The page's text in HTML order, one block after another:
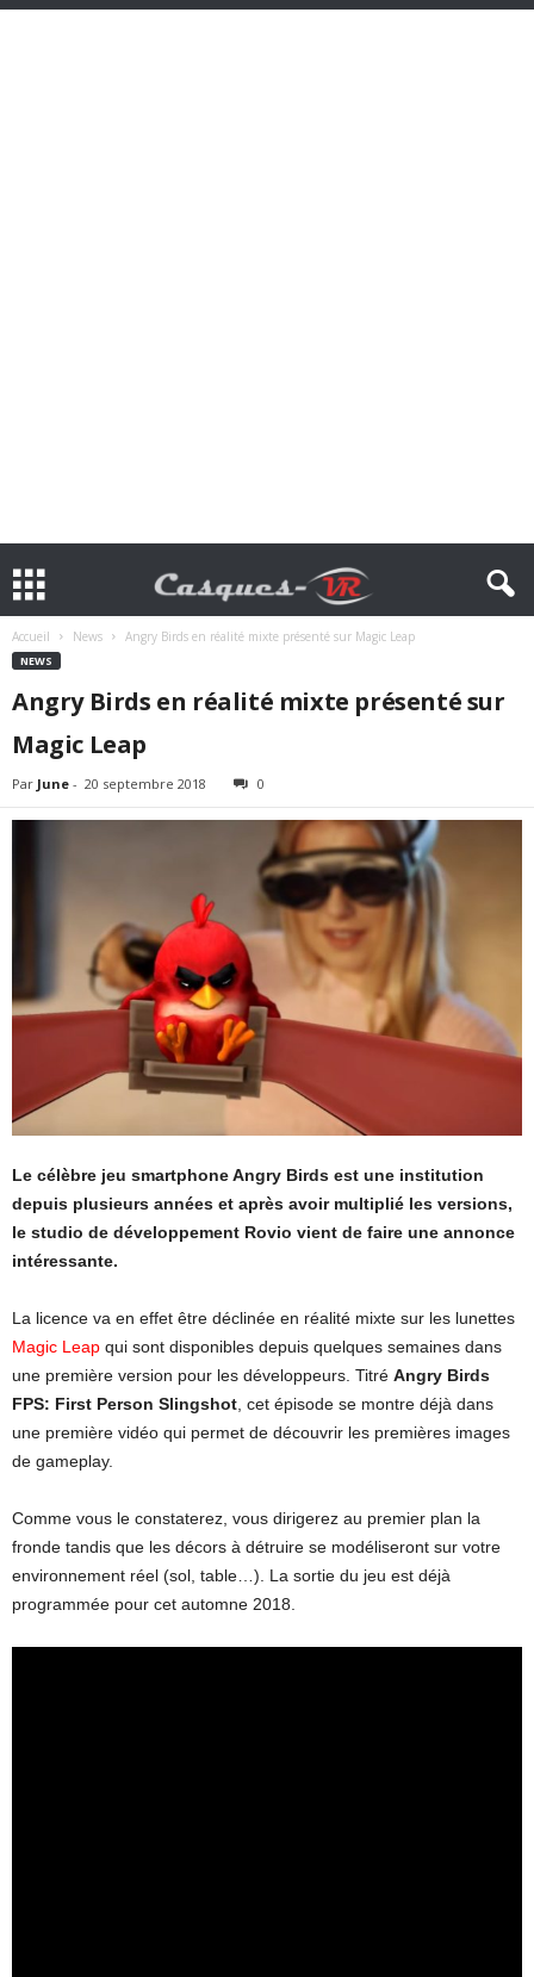
Accueil News Angry Birds en réalité mixte présenté sur Magic Leap
NEWS
Angry Birds en réalité mixte présenté sur
Magic Leap
Par June - 20 septembre 2018 0
Le célèbre jeu smartphone Angry Birds est une institution
depuis plusieurs années et après avoir multiplié les versions,
le studio de développement Rovio vient de faire une annonce
intéressante.
La licence va en effet être déclinée en réalité mixte sur les lunettes
Magic Leap qui sont disponibles depuis quelques semaines dans
une première version pour les développeurs. Titré Angry Birds
FPS: First Person Slingshot, cet épisode se montre déjà dans
une première vidéo qui permet de découvrir les premières images
de gameplay.
Comme vous le constaterez, vous dirigerez au premier plan la
fronde tandis que les décors à détruire se modéliseront sur votre
environnement réel (sol, table…). La sortie du jeu est déjà
programmée pour cet automne 2018.